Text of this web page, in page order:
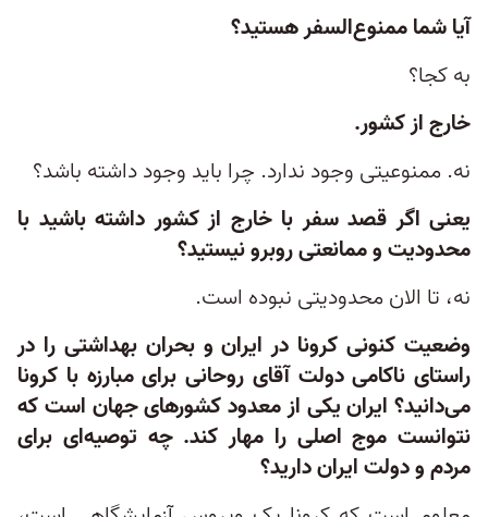
آیا شما ممنوع‌السفر هستید؟
به کجا؟
خارج از کشور.
نه. ممنوعیتی وجود ندارد. چرا باید وجود داشته باشد؟
یعنی اگر قصد سفر با خارج از کشور داشته باشید با
محدودیت و ممانعتی روبرو نیستید؟
نه، تا الان محدودیتی نبوده است.
وضعیت کنونی کرونا در ایران و بحران بهداشتی را در
راستای ناکامی دولت آقای روحانی برای مبارزه با کرونا
می‌دانید؟ ایران یکی از معدود کشورهای جهان است که
نتوانست موج اصلی را مهار کند. چه توصیه‌ای برای
مردم و دولت ایران دارید؟